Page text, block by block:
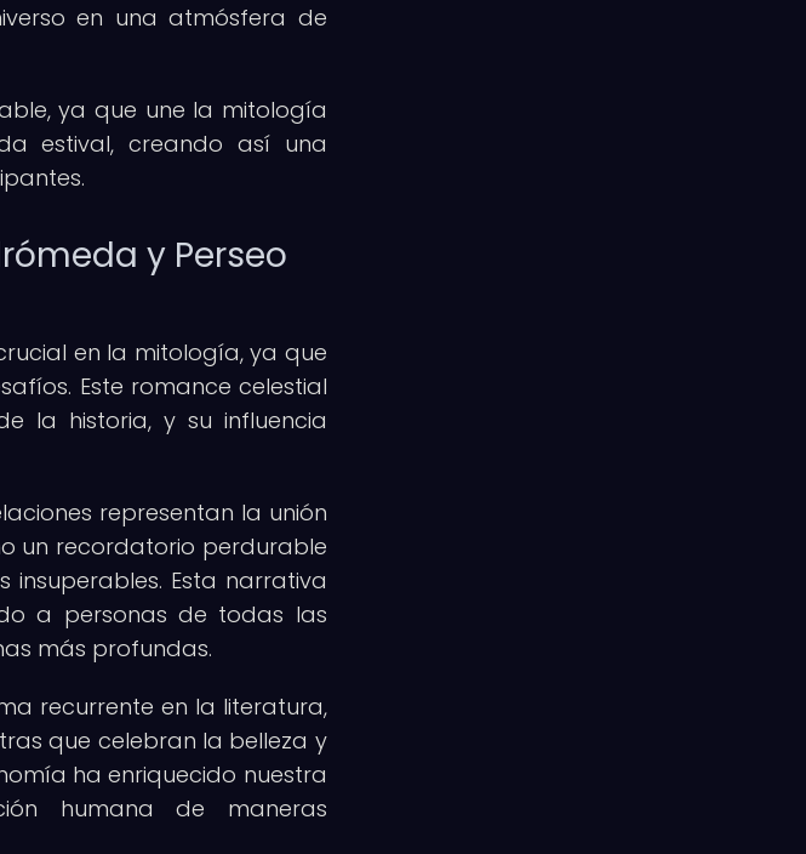
en una atmósfera de
ya que une la mitología
estival, creando así una
y Perseo
en la mitología, ya que
Este romance celestial
la historia, y su influencia
representan la unión
un recordatorio perdurable
Esta narrativa
a personas de todas las
más profundas.
recurrente en la literatura,
que celebran la belleza y
ha enriquecido nuestra
humana de maneras